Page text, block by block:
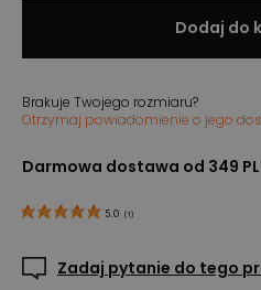
Dodaj do
Brakuje Twojego rozmiaru?
Otrzymaj powiadomienie o jego
Darmowa dostawa od 349
5.0 (1)
Zadaj pytanie do tego